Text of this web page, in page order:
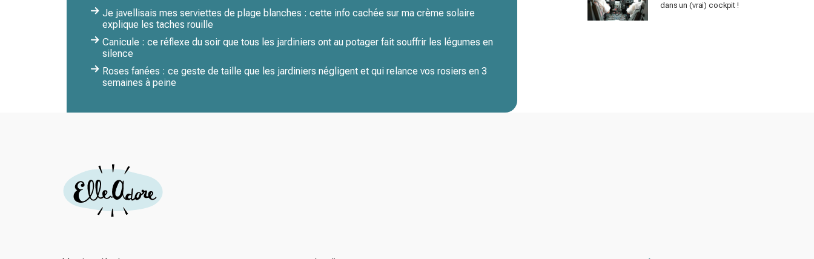
Je javellisais mes serviettes de plage blanches : cette info cachée sur ma crème solaire
explique les taches rouille
Canicule : ce réflexe du soir que tous les jardiniers ont au potager fait souffrir les légumes en
silence
Roses fanées : ce geste de taille que les jardiniers négligent et qui relance vos rosiers en 3
semaines à peine
dans un (vrai) cockpit !